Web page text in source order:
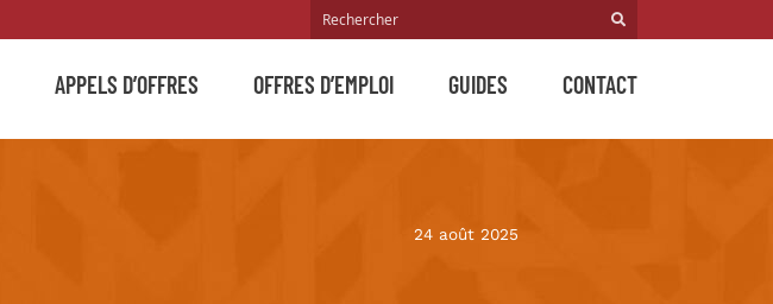
APPELS D’OFFRES OFFRES D’EMPLOI GUIDES CONTACT
24 août 2025